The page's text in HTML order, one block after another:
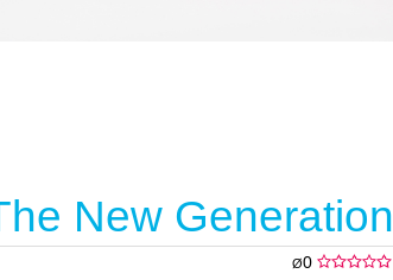
New Generation
Ø0